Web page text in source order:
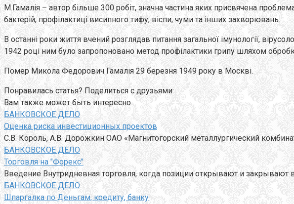
М.Гамалія – автор більше 300 робіт, значна частина яких присвячена
бактерій, профілактиці висипного тифу, віспи, чуми та інших захворювань.
В останні роки життя вчений розглядав питання загальної імунології,
1942 році ним було запропоновано метод профілактики грипу шляхом
Помер Микола Федорович Гамалія 29 березня 1949 року в Москві.
Понравилась статья? Поделиться с друзьями:
Вам также может быть интересно
БАНКОВСКОЕ ДЕЛО
Оценка риска инвестиционных проектов
С.В. Король, А.В. Дорожкин ОАО «Магнитогорский металлургический
БАНКОВСКОЕ ДЕЛО
Торговля на "Форекс"
Введение Внутридневная торговля, когда позиции открывают и закрывают
БАНКОВСКОЕ ДЕЛО
Шпаргалка по Деньгам, кредиту, банку